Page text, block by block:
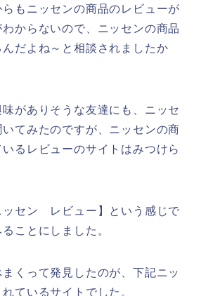
もニッセンの商品のレビューが
からないので、ニッセンの商品
だよね～と相談されましたか
がありそうな友達にも、ニッセ
てみたのですが、ニッセンの商
るレビューのサイトはみつけら
ッセン レビュー】という感じで
ことにしました。
くって発見したのが、下記ニッ
ているサイトでした。